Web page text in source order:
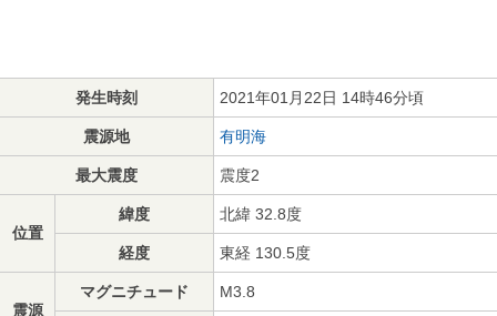
発生時刻 2021年01月22日 14時46分頃
震源地 有明海
最大震度 震度2
位置
緯度 北緯 32.8度
経度 東経 130.5度
震源
マグニチュード M3.8